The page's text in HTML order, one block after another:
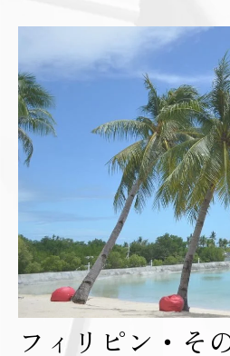
フィリピン・そ